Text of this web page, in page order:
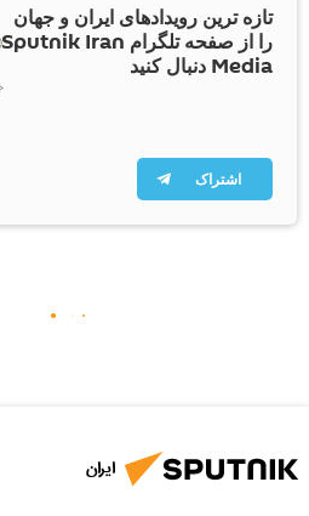
تازه ترین رویدادهای ایران و جهان
را از صفحه تلگرام Sputnik Iran
Media دنبال کنید
اشتراک
ایران